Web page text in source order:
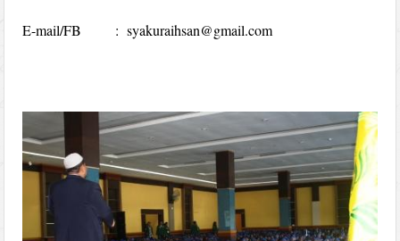
E-mail/FB : syakuraihsan@gmail.com